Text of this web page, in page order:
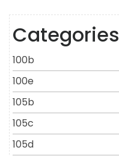
Categories
100b
100e
105b
105c
105d